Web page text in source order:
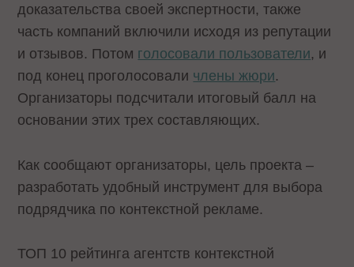
доказательства своей экспертности, также
часть компаний включили исходя из репутации
и отзывов. Потом голосовали пользователи, и
под конец проголосовали члены жюри.
Организаторы подсчитали итоговый балл на
основании этих трех составляющих.
Как сообщают организаторы, цель проекта –
разработать удобный инструмент для выбора
подрядчика по контекстной рекламе.
ТОП 10 рейтинга агентств контекстной